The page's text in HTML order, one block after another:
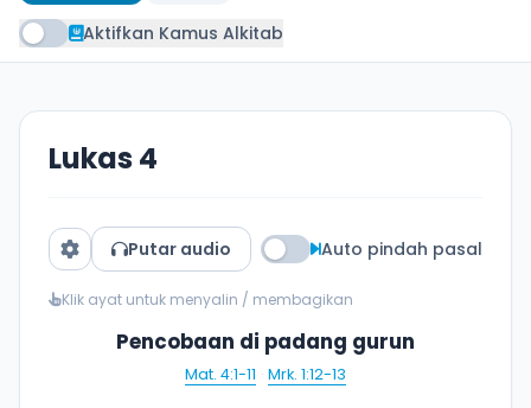
Aktifkan Kamus Alkitab
Lukas 4
Putar audio Auto pindah pasal
Klik ayat untuk menyalin / membagikan
Pencobaan di padang gurun
Mat. 4:1-11 · Mrk. 1:12-13